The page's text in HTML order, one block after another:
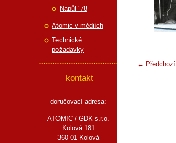
← Předchozí
Napůl ´78
Atomic v médiích
Technické
požadavky
kontakt
doručovací adresa:
ATOMIC / GDK s.r.o.
Kolová 181
360 01 Kolová